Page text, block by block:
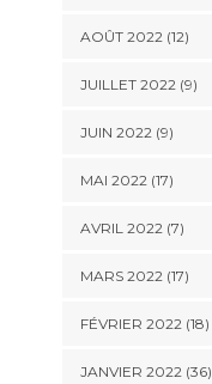
AOÛT 2022 (12)
JUILLET 2022 (9)
JUIN 2022 (9)
MAI 2022 (17)
AVRIL 2022 (7)
MARS 2022 (17)
FÉVRIER 2022 (18)
JANVIER 2022 (36)